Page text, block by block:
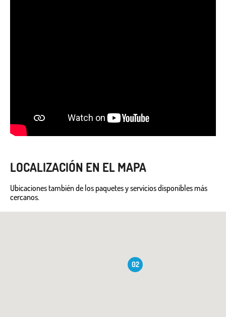
LOCALIZACIÓN EN EL MAPA
Ubicaciones también de los paquetes y servicios disponibles más
cercanos.
02